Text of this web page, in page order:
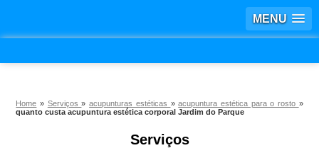
MENU
Home » Serviços»acupunturas estéticas »acupuntura estética para o rosto »
quanto custa acupuntura estética corporal Jardim do Parque
Serviços